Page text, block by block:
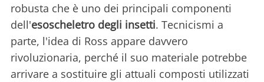
robusta che è uno dei principali componenti
dell'esoscheletro degli insetti. Tecnicismi a
parte, l'idea di Ross appare davvero
rivoluzionaria, perché il suo materiale potrebbe
arrivare a sostituire gli attuali composti utilizzati